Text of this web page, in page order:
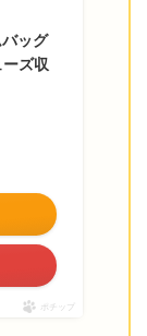
ッグ
ズ収
ポチップ